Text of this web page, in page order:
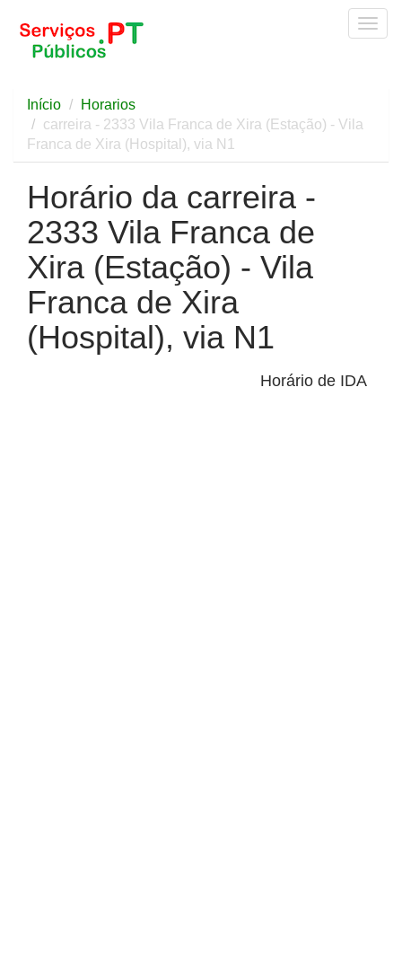
Início
Horarios
carreira - 2333 Vila Franca de Xira (Estação) - Vila
Franca de Xira (Hospital), via N1
Horário da carreira -
2333 Vila Franca de
Xira (Estação) - Vila
Franca de Xira
(Hospital), via N1
Horário de IDA